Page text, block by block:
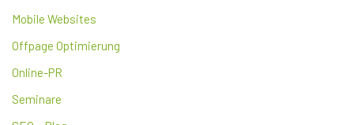
Mobile Websites
Offpage Optimierung
Online-PR
Seminare